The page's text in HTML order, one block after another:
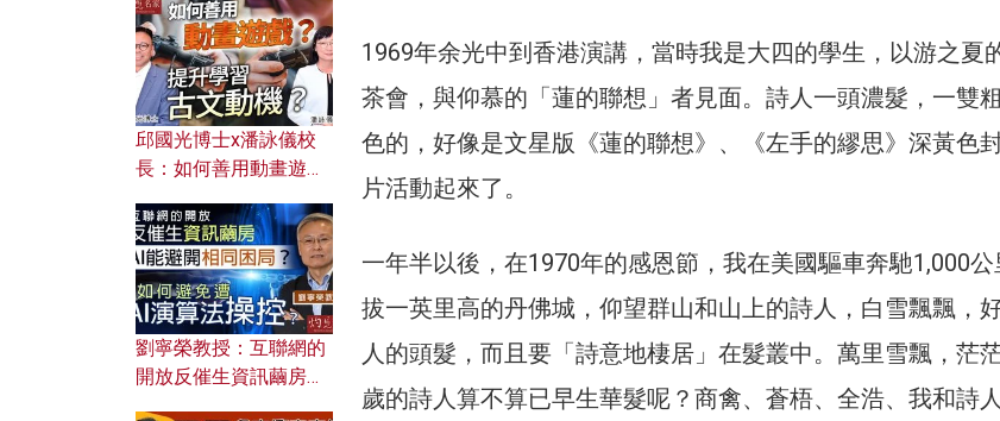
1969年余光中到香港演講，當時我是大四的學生，以游之夏
茶會，與仰慕的「蓮的聯想」者見面。詩人一頭濃髮，一雙
色的，好像是文星版《蓮的聯想》、《左手的繆思》深黃色
片活動起來了。
一年半以後，在1970年的感恩節，我在美國驅車奔馳1,000
拔一英里高的丹佛城，仰望群山和山上的詩人，白雪飄飄，
人的頭髮，而且要「詩意地棲居」在髮叢中。萬里雪飄，茫
歲的詩人算不算已早生華髮呢？商禽、蒼梧、全浩、我和詩
邱國光博士x潘詠儀校
長：如何善用動畫遊戲
劉寧榮教授：互聯網的
開放反催生資訊繭房，